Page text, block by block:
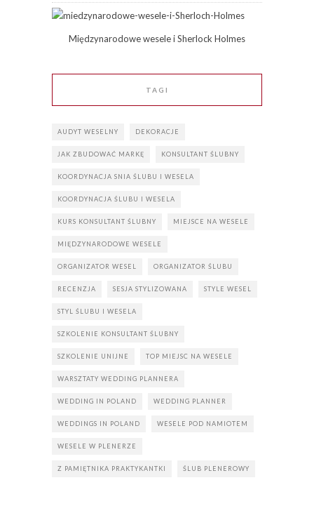
Międzynarodowe wesele i Sherlock Holmes
TAGI
AUDYT WESELNY DEKORACJE
JAK ZBUDOWAĆ MARKĘ KONSULTANT ŚLUBNY
KOORDYNACJA SNIA ŚLUBU I WESELA
KOORDYNACJA ŚLUBU I WESELA
KURS KONSULTANT ŚLUBNY MIEJSCE NA WESELE
MIĘDZYNARODOWE WESELE
ORGANIZATOR WESEL ORGANIZATOR ŚLUBU
RECENZJA SESJA STYLIZOWANA STYLE WESEL
STYL ŚLUBU I WESELA
SZKOLENIE KONSULTANT ŚLUBNY
SZKOLENIE UNIJNE TOP MIEJSC NA WESELE
WARSZTATY WEDDING PLANNERA
WEDDING IN POLAND WEDDING PLANNER
WEDDINGS IN POLAND WESELE POD NAMIOTEM
WESELE W PLENERZE
Z PAMIĘTNIKA PRAKTYKANTKI ŚLUB PLENEROWY